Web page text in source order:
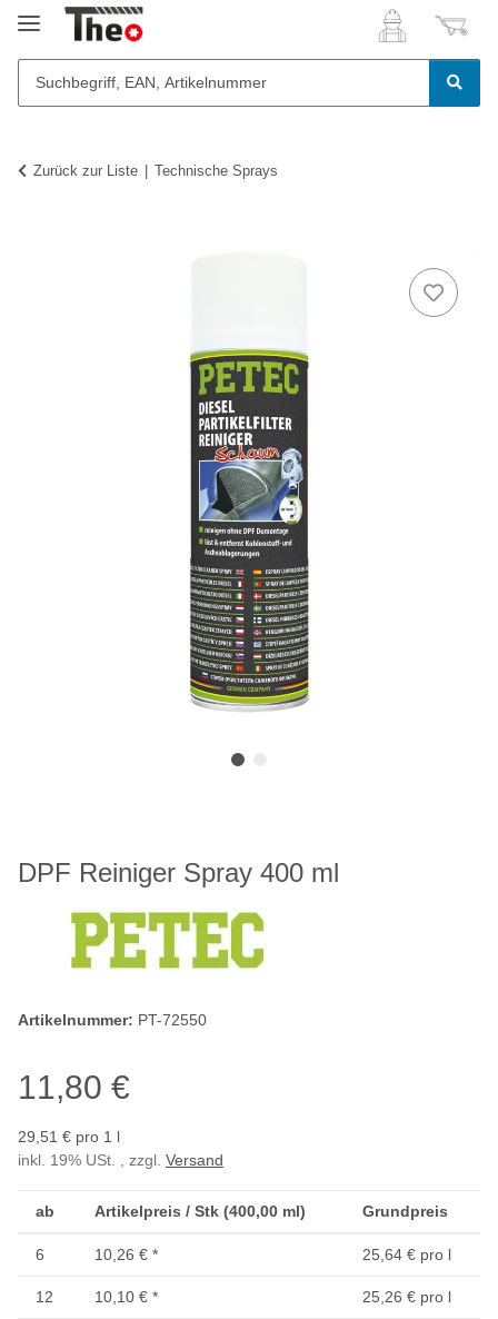
Zurück zur Liste Technische Sprays
DPF Reiniger Spray 400 ml
Artikelnummer: PT-72550
11,80 €
29,51 € pro 1 l
inkl. 19% USt. , zzgl. Versand
ab Artikelpreis / Stk (400,00 ml) Grundpreis
6 10,26 € * 25,64 € pro l
12 10,10 € * 25,26 € pro l